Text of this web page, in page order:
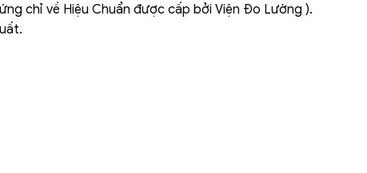
chỉ về Hiệu Chuẩn được cấp bởi Viện Đo Lường ).